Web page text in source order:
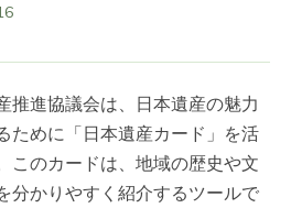
推進協議会は、日本遺産の魅力
ために「日本遺産カード」を活
このカードは、地域の歴史や文
分かりやすく紹介するツールで